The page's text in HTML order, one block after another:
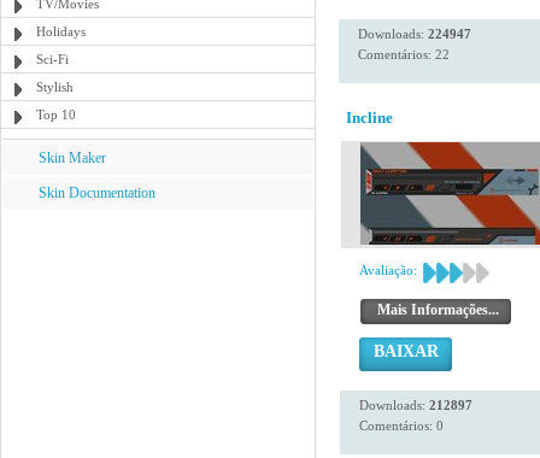
TV/Movies
Holidays
Sci-Fi
Stylish
Top 10
Skin Maker
Skin Documentation
Downloads: 224947
Comentários: 22
Incline
Avaliação:
Mais Informações...
BAIXAR
Downloads: 212897
Comentários: 0